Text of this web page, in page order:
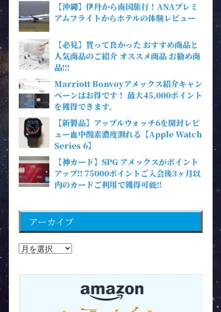
【沖縄】伊丹から南国旅行！ANAプレミ
アムフライトからホテルの体験レビュー
【必見】買って良かった おすすめ商品と
人気商品のご紹介 オススメ商品 お勧め商
品!!!
Marriott Bonvoyアメックス紹介キャン
ペーンはお得です！ 最大45,000ポイント
を獲得できます。
【新製品】アップルウォッチ6を開封レビ
ュー血中酸素濃度測れる【Apple Watch
Series 6】
【神カード】SPG アメックスがポイント
アップ!! 75000ポイントご入会後3ヶ月以
内のカードご利用で獲得可能!!
アーカイブ